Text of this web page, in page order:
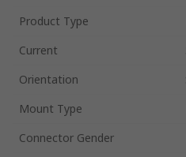
Product Type
Current
Orientation
Mount Type
Connector Gender